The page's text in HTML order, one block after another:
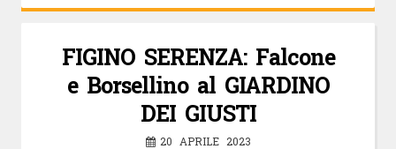
FIGINO SERENZA: Falcone
e Borsellino al GIARDINO
DEI GIUSTI
20 APRILE 2023